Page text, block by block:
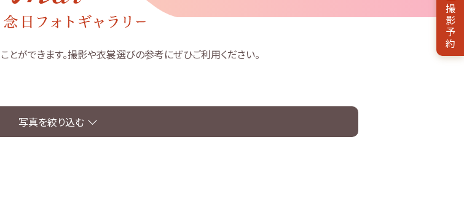
ができます。撮影や衣裳選びの参考にぜひご利用ください。
写真を絞り込む
撮
影
予
約